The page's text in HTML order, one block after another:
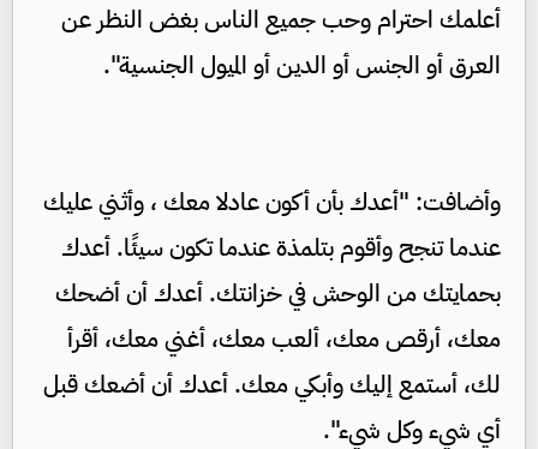
أعلمك احترام وحب جميع الناس بغض النظر عن
العرق أو الجنس أو الدين أو الميول الجنسية".
وأضافت: "أعدك بأن أكون عادلا معك ، وأثني عليك
عندما تنجح وأقوم بتلمذة عندما تكون سيئًا. أعدك
بحمايتك من الوحش في خزانتك. أعدك أن أضحك
معك، أرقص معك، ألعب معك، أغني معك، أقرأ
لك، أستمع إليك وأبكي معك. أعدك أن أضعك قبل
أي شيء وكل شيء".